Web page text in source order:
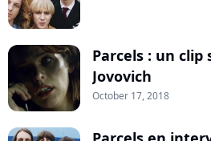
Parcels : un
Jovovich
October 17, 2018